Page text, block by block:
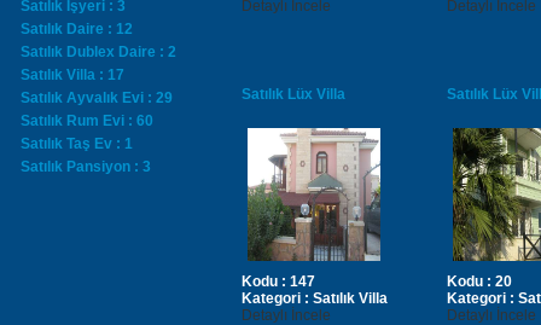
Satılık İşyeri : 3
Satılık Daire : 12
Satılık Dublex Daire : 2
Satılık Villa : 17
Satılık Ayvalık Evi : 29
Satılık Rum Evi : 60
Satılık Taş Ev : 1
Satılık Pansiyon : 3
Detaylı İncele
Detaylı İncele
Satılık Lüx Villa
Kodu : 147
Kategori : Satılık Villa
Detaylı İncele
Satılık Lüx
Kodu : 20
Kategori :
Detaylı İncele